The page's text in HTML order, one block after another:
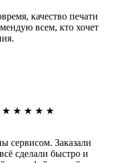
качество печати
всем, кто хочет
★ ★ ★ ★ ★
сервисом. Заказали
сделали быстро и